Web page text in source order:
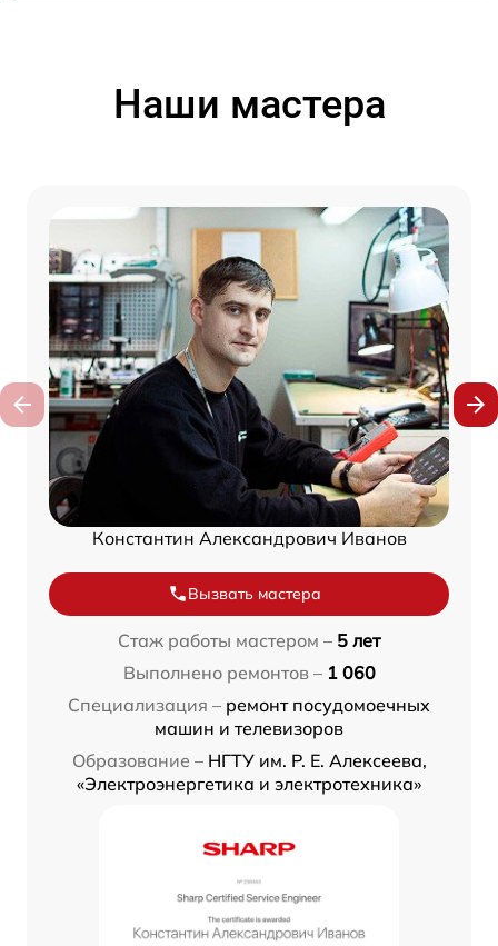
Наши мастера
Константин Александрович Иванов
Вызвать мастера
Стаж работы мастером – 5 лет
Выполнено ремонтов – 1 060
Специализация – ремонт посудомоечных
машин и телевизоров
Образование – НГТУ им. Р. Е. Алексеева,
«Электроэнергетика и электротехника»